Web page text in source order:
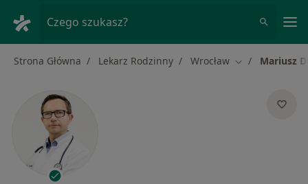
Czego szukasz?
Strona Główna Lekarz Rodzinny Wrocław Zmień miasto
Mariusz